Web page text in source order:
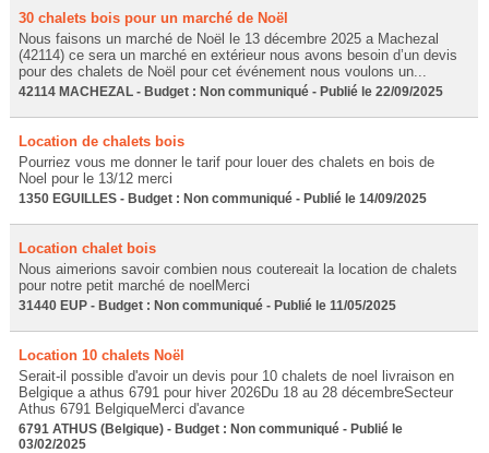
30 chalets bois pour un marché de Noël
Nous faisons un marché de Noël le 13 décembre 2025 a Machezal
(42114) ce sera un marché en extérieur nous avons besoin d’un devis
pour des chalets de Noël pour cet événement nous voulons un...
42114 MACHEZAL - Budget : Non communiqué - Publié le 22/09/2025
Location de chalets bois
Pourriez vous me donner le tarif pour louer des chalets en bois de
Noel pour le 13/12 merci
1350 EGUILLES - Budget : Non communiqué - Publié le 14/09/2025
Location chalet bois
Nous aimerions savoir combien nous coutereait la location de chalets
pour notre petit marché de noelMerci
31440 EUP - Budget : Non communiqué - Publié le 11/05/2025
Location 10 chalets Noël
Serait-il possible d'avoir un devis pour 10 chalets de noel livraison en
Belgique a athus 6791 pour hiver 2026Du 18 au 28 décembreSecteur
Athus 6791 BelgiqueMerci d'avance
6791 ATHUS (Belgique) - Budget : Non communiqué - Publié le
03/02/2025